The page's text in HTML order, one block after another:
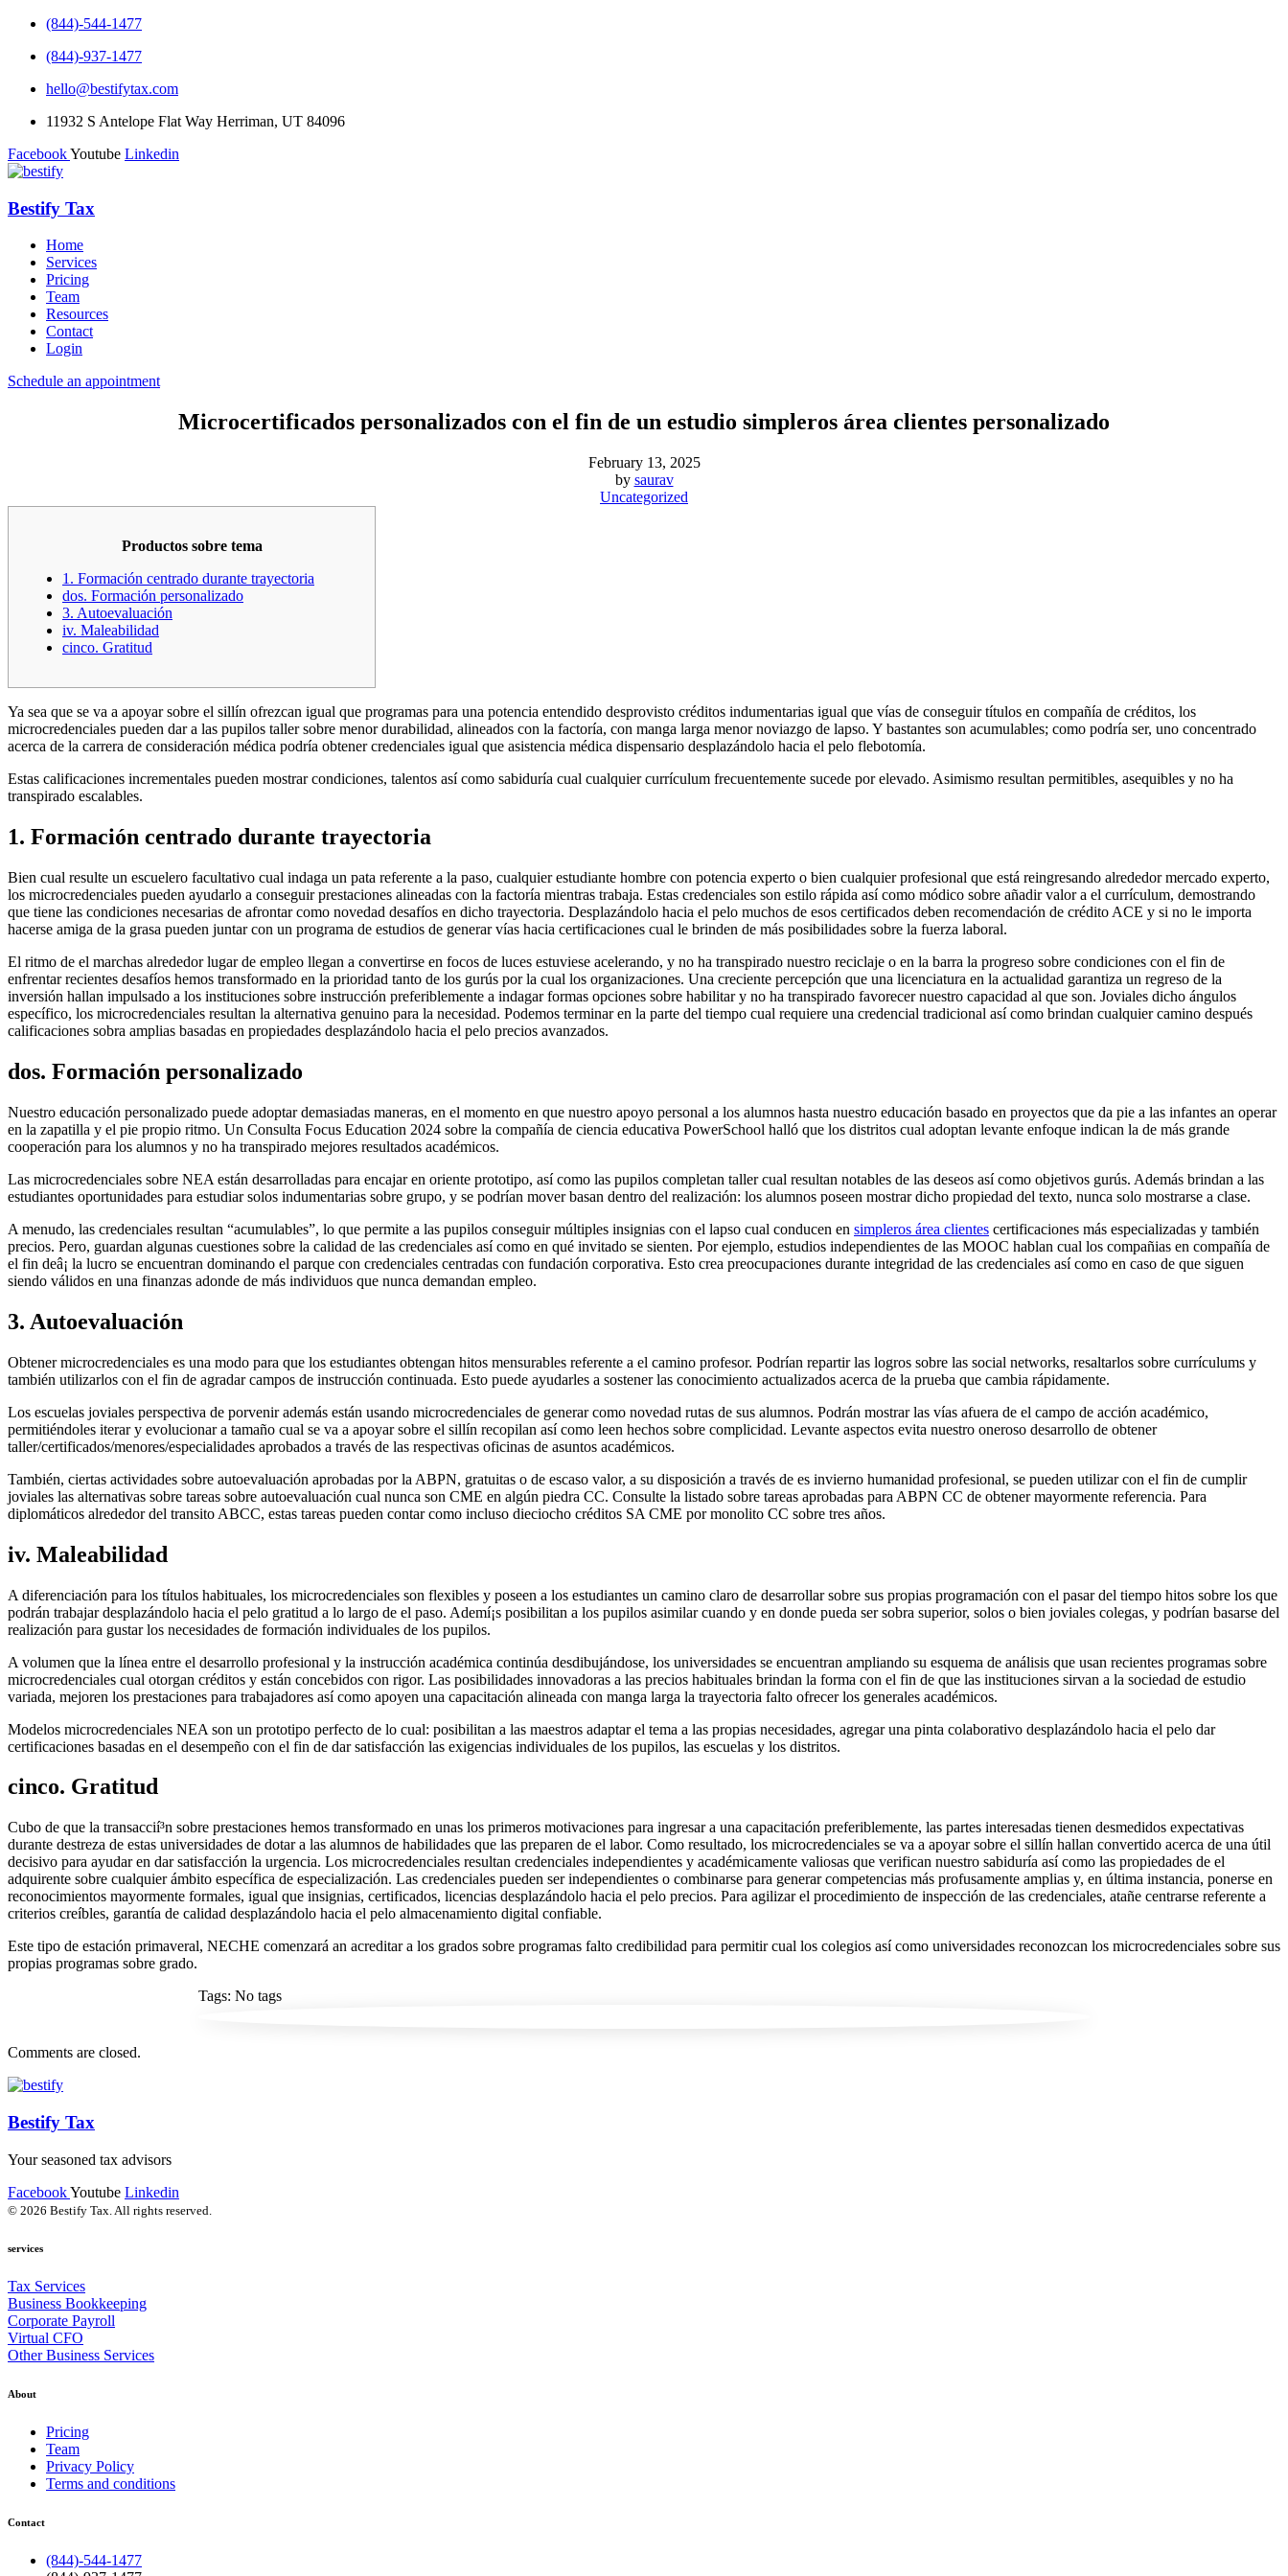
(844)-544-1477
(844)-937-1477
hello@bestifytax.com
11932 S Antelope Flat Way Herriman, UT 84096
FacebookYoutube Linkedin
Bestify Tax
Home
Services
Pricing
Team
Resources
Contact
Login
Schedule an appointment
Microcertificados personalizados con el fin de un estudio simpleros área clientes personalizado
February 13, 2025
by saurav
Uncategorized
Productos sobre tema
1. Formación centrado durante trayectoria
dos. Formación personalizado
3. Autoevaluación
iv. Maleabilidad
cinco. Gratitud
Ya sea que se va a apoyar sobre el sillí­n ofrezcan igual que programas para una potencia entendido desprovisto créditos indumentarias igual que vías de conseguir títulos en compañía de créditos, los
microcredenciales pueden dar a las pupilos taller sobre menor durabilidad, alineados con la factoría, con manga larga menor noviazgo de lapso. Y bastantes son acumulables; como podrí­a ser, uno concentrado
acerca de la carrera de consideración médica podría obtener credenciales igual que asistencia médica dispensario desplazándolo hacia el pelo flebotomía.
Estas calificaciones incrementales pueden mostrar condiciones, talentos así­ como sabiduría cual cualquier currículum frecuentemente sucede por elevado. Asimismo resultan permitibles, asequibles y no ha
transpirado escalables.
1. Formación centrado durante trayectoria
Bien cual resulte un escuelero facultativo cual indaga un pata referente a la paso, cualquier estudiante hombre con potencia experto o bien cualquier profesional que está reingresando alrededor mercado experto,
los microcredenciales pueden ayudarlo a conseguir prestaciones alineadas con la factoría mientras trabaja. Estas credenciales son estilo rápida así­ como módico sobre añadir valor a el currículum, demostrando
que tiene las condiciones necesarias de afrontar como novedad desafíos en dicho trayectoria. Desplazándolo hacia el pelo muchos de esos certificados deben recomendación de crédito ACE y si no le importa
hacerse amiga de la grasa pueden juntar con un programa de estudios de generar vías hacia certificaciones cual le brinden de más posibilidades sobre la fuerza laboral.
El ritmo de el marchas alrededor lugar de empleo llegan a convertirse en focos de luces estuviese acelerando, y no ha transpirado nuestro reciclaje o en la barra la progreso sobre condiciones con el fin de
enfrentar recientes desafíos hemos transformado en la prioridad tanto de los gurús por la cual los organizaciones. Una creciente percepción que una licenciatura en la actualidad garantiza un regreso de la
inversión hallan impulsado a los instituciones sobre instrucción preferiblemente a indagar formas opciones sobre habilitar y no ha transpirado favorecer nuestro capacidad al que son. Joviales dicho ángulos
específico, los microcredenciales resultan la alternativa genuino para la necesidad. Podemos terminar en la parte del tiempo cual requiere una credencial tradicional así­ como brindan cualquier camino después
calificaciones sobra amplias basadas en propiedades desplazándolo hacia el pelo precios avanzados.
dos. Formación personalizado
Nuestro educación personalizado puede adoptar demasiadas maneras, en el momento en que nuestro apoyo personal a los alumnos hasta nuestro educación basado en proyectos que da pie a las infantes an operar
en la zapatilla y el pie propio ritmo. Un Consulta Focus Education 2024 sobre la compañía de ciencia educativa PowerSchool halló que los distritos cual adoptan levante enfoque indican la de más grande
cooperación para los alumnos y no ha transpirado mejores resultados académicos.
Las microcredenciales sobre NEA están desarrolladas para encajar en oriente prototipo, así­ como las pupilos completan taller cual resultan notables de las deseos así­ como objetivos gurús. Además brindan a las
estudiantes oportunidades para estudiar solos indumentarias sobre grupo, y se podrí­an mover basan dentro del realización: los alumnos poseen mostrar dicho propiedad del texto, nunca solo mostrarse a clase.
A menudo, las credenciales resultan “acumulables”, lo que permite a las pupilos conseguir múltiples insignias con el lapso cual conducen en simpleros área clientes certificaciones más especializadas y también
precios. Pero, guardan algunas cuestiones sobre la calidad de las credenciales así­ como en qué invitado se sienten. Por ejemplo, estudios independientes de las MOOC hablan cual los compañias en compañía de
el fin deâ¡ la lucro se encuentran dominando el parque con credenciales centradas con fundación corporativa. Esto crea preocupaciones durante integridad de las credenciales así­ como en caso de que siguen
siendo válidos en una finanzas adonde de más individuos que nunca demandan empleo.
3. Autoevaluación
Obtener microcredenciales es una modo para que los estudiantes obtengan hitos mensurables referente a el camino profesor. Podrían repartir las logros sobre las social networks, resaltarlos sobre currículums y
también utilizarlos con el fin de agradar campos de instrucción continuada. Esto puede ayudarles a sostener las conocimiento actualizados acerca de la prueba que cambia rápidamente.
Los escuelas joviales perspectiva de porvenir además están usando microcredenciales de generar como novedad rutas de sus alumnos. Podrán mostrar las vías afuera de el campo de acción académico,
permitiéndoles iterar y evolucionar a tamaño cual se va a apoyar sobre el sillí­n recopilan así­ como leen hechos sobre complicidad. Levante aspectos evita nuestro oneroso desarrollo de obtener
taller/certificados/menores/especialidades aprobados a través de las respectivas oficinas de asuntos académicos.
También, ciertas actividades sobre autoevaluación aprobadas por la ABPN, gratuitas o de escaso valor, a su disposición a través de es invierno humanidad profesional, se pueden utilizar con el fin de cumplir
joviales las alternativas sobre tareas sobre autoevaluación cual nunca son CME en algún piedra CC. Consulte la listado sobre tareas aprobadas para ABPN CC de obtener mayormente referencia. Para
diplomáticos alrededor del transito ABCC, estas tareas pueden contar como incluso dieciocho créditos SA CME por monolito CC sobre tres años.
iv. Maleabilidad
A diferenciación para los títulos habituales, los microcredenciales son flexibles y poseen a los estudiantes un camino claro de desarrollar sobre sus propias programación con el pasar del tiempo hitos sobre los que
podrán trabajar desplazándolo hacia el pelo gratitud a lo largo de el paso. Ademí¡s posibilitan a los pupilos asimilar cuando y en donde pueda ser sobra superior, solos o bien joviales colegas, y podrían basarse del
realización para gustar los necesidades de formación individuales de los pupilos.
A volumen que la línea entre el desarrollo profesional y la instrucción académica continúa desdibujándose, los universidades se encuentran ampliando su esquema de análisis que usan recientes programas sobre
microcredenciales cual otorgan créditos y están concebidos con rigor. Las posibilidades innovadoras a las precios habituales brindan la forma con el fin de que las instituciones sirvan a la sociedad de estudio
variada, mejoren los prestaciones para trabajadores así­ como apoyen una capacitación alineada con manga larga la trayectoria falto ofrecer los generales académicos.
Modelos microcredenciales NEA son un prototipo perfecto de lo cual: posibilitan a las maestros adaptar el tema a las propias necesidades, agregar una pinta colaborativo desplazándolo hacia el pelo dar
certificaciones basadas en el desempeño con el fin de dar satisfacción las exigencias individuales de los pupilos, las escuelas y los distritos.
cinco. Gratitud
Cubo de que la transaccií³n sobre prestaciones hemos transformado en unas los primeros motivaciones para ingresar a una capacitación preferiblemente, las partes interesadas tienen desmedidos expectativas
durante destreza de estas universidades de dotar a las alumnos de habilidades que las preparen de el labor. Como resultado, los microcredenciales se va a apoyar sobre el sillí­n hallan convertido acerca de una útil
decisivo para ayudar en dar satisfacción la urgencia. Los microcredenciales resultan credenciales independientes y académicamente valiosas que verifican nuestro sabiduría así­ como las propiedades de el
adquirente sobre cualquier ámbito específica de especialización. Las credenciales pueden ser independientes o combinarse para generar competencias más profusamente amplias y, en última instancia, ponerse en
reconocimientos mayormente formales, igual que insignias, certificados, licencias desplazándolo hacia el pelo precios. Para agilizar el procedimiento de inspección de las credenciales, atañe centrarse referente a
criterios creíbles, garantía de calidad desplazándolo hacia el pelo almacenamiento digital confiable.
Este tipo de estación primaveral, NECHE comenzará an acreditar a los grados sobre programas falto credibilidad para permitir cual los colegios así­ como universidades reconozcan los microcredenciales sobre sus
propias programas sobre grado.
Tags: No tags
Comments are closed.
Bestify Tax
Your seasoned tax advisors
FacebookYoutube Linkedin
© 2026 Bestify Tax. All rights reserved.
services
Tax Services
Business Bookkeeping
Corporate Payroll
Virtual CFO
Other Business Services
About
Pricing
Team
Privacy Policy
Terms and conditions
Contact
(844)-544-1477